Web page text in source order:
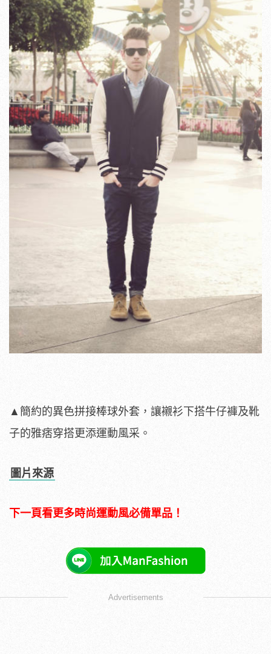
▲簡約的異色拼接棒球外套，讓襯衫下搭牛仔褲及靴
子的雅痞穿搭更添運動風采。
圖片來源
下一頁看更多時尚運動風必備單品！
Advertisements